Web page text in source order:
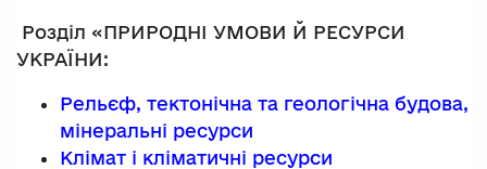
Розділ «ПРИРОДНІ УМОВИ Й РЕСУРСИ
УКРАЇНИ:
Рельєф, тектонічна та геологічна будова,
мінеральні ресурси
Клімат і кліматичні ресурси